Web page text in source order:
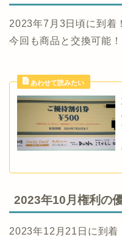
2023年7月3日頃に到着
今回も商品と交換可能！
2023年10月権利の
2023年12月21日に到着